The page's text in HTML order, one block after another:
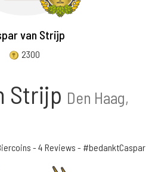
van Strijp
2300
Strijp Den Haag,
- 4 Reviews - #bedanktCaspar